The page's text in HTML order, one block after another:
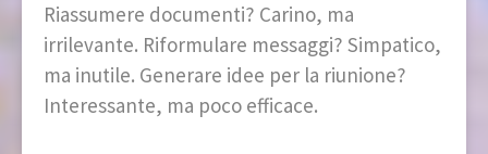
Riassumere documenti? Carino, ma
irrilevante. Riformulare messaggi? Simpatico,
ma inutile. Generare idee per la riunione?
Interessante, ma poco efficace.